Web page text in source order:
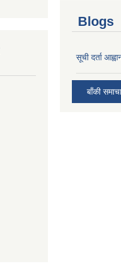
Blogs
सूची दर्ता
बाँकी